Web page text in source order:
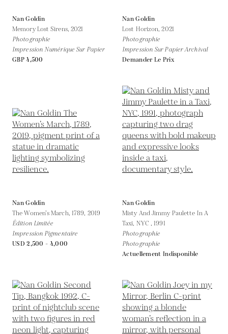
Nan Goldin
Memory Lost Sirens, 2021
Photographie
Impression Numérique Sur Papier
GBP 4,500
Nan Goldin
Lost Horizon,2021
Photographie
Impression Sur Papier Archival
Demander Le Prix
Nan Goldin
The Women’s March, 1789, 2019
Édition Limitée
Impression Pigmentaire
USD 2,500 - 4,000
Nan Goldin
Misty And Jimmy Paulette In A
Taxi, NYC ,1991
Photographie
Photographie
Actuellement Indisponible